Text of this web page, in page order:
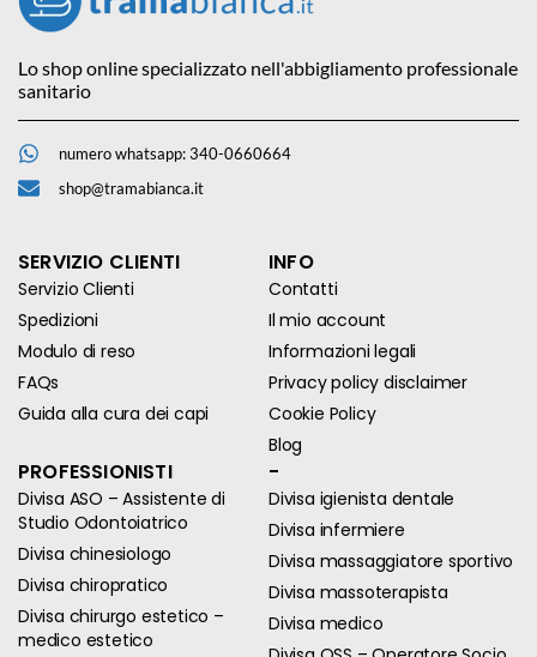
Lo shop online specializzato nell'abbigliamento professionale
sanitario
numero whatsapp: 340-0660664
shop@tramabianca.it
SERVIZIO CLIENTI
Servizio Clienti
Spedizioni
Modulo di reso
FAQs
Guida alla cura dei capi
INFO
Contatti
Il mio account
Informazioni legali
Privacy policy disclaimer
Cookie Policy
Blog
PROFESSIONISTI
Divisa ASO – Assistente di
Studio Odontoiatrico
Divisa chinesiologo
Divisa chiropratico
Divisa chirurgo estetico –
medico estetico
-
Divisa igienista dentale
Divisa infermiere
Divisa massaggiatore sportivo
Divisa massoterapista
Divisa medico